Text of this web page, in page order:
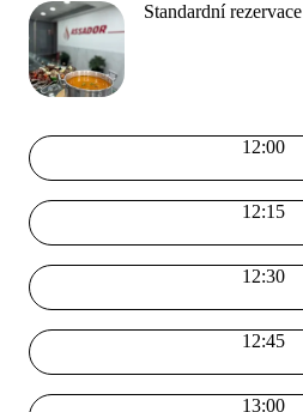
Standardní rezervace
12:00
12:15
12:30
12:45
13:00